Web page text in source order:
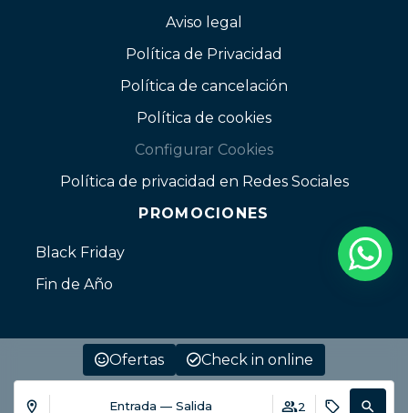
Ofertas Check in online
Entrada — Salida 2
Aviso legal
Política de Privacidad
Política de cancelación
Política de cookies
Configurar Cookies
Política de privacidad en Redes Sociales
PROMOCIONES
Black Friday
Fin de Año